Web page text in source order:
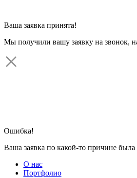
Ваша заявка принята!
Мы получили вашу заявку на звонок,
Ошибка!
Ваша заявка по какой-то причине
О нас
Портфолио